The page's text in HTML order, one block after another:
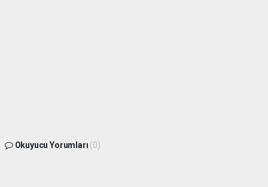
Okuyucu Yorumları (0)